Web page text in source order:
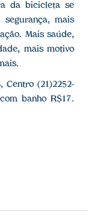
da bicicleta se
mais
Mais saúde,
mais motivo
Centro (21)2252-
banho R$17.